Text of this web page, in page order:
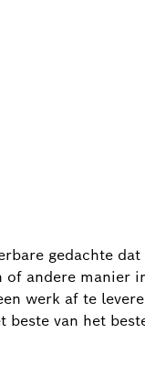
gedachte
of andere manier
werk af te
van het